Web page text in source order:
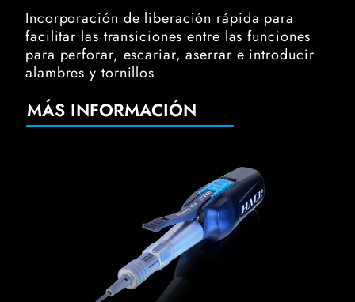
Incorporación de liberación rápida para
facilitar las transiciones entre las funciones
para perforar, escariar, aserrar e introducir
alambres y tornillos
MÁS INFORMACIÓN